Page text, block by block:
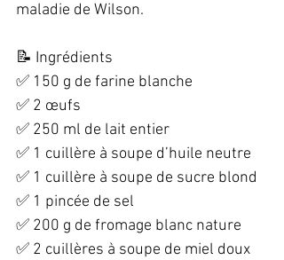
maladie de Wilson.
📝 Ingrédients
✅ 150 g de farine blanche
✅ 2 œufs
✅ 250 ml de lait entier
✅ 1 cuillère à soupe d’huile neutre
✅ 1 cuillère à soupe de sucre blond
✅ 1 pincée de sel
✅ 200 g de fromage blanc nature
✅ 2 cuillères à soupe de miel doux